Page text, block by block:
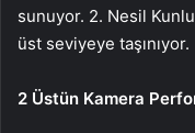
sunuyor. 2. Nesil
üst seviyeye taşınıyor.
2 Üstün Kamera